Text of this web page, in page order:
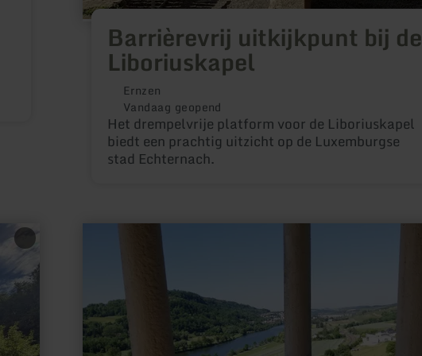
Barrièrevrij uitkijkpunt bij de
Liboriuskapel
Ernzen
Vandaag geopend
Het drempelvrije platform voor de Liboriuskapel
biedt een prachtig uitzicht op de Luxemburgse
stad Echternach.